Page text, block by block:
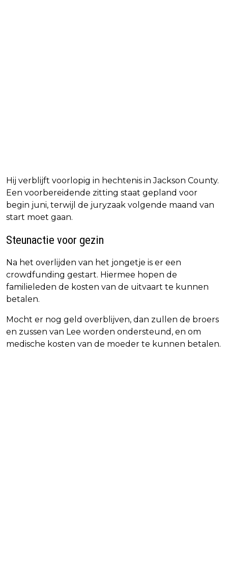
Hij verblijft voorlopig in hechtenis in Jackson County.
Een voorbereidende zitting staat gepland voor
begin juni, terwijl de juryzaak volgende maand van
start moet gaan.
Steunactie voor gezin
Na het overlijden van het jongetje is er een
crowdfunding gestart. Hiermee hopen de
familieleden de kosten van de uitvaart te kunnen
betalen.
Mocht er nog geld overblijven, dan zullen de broers
en zussen van Lee worden ondersteund, en om
medische kosten van de moeder te kunnen betalen.